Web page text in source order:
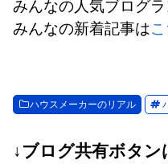
みんなの人気ブログ
みんなの新着記事は
ハウスメーカーのリアル
↓ブログ共有ボタン